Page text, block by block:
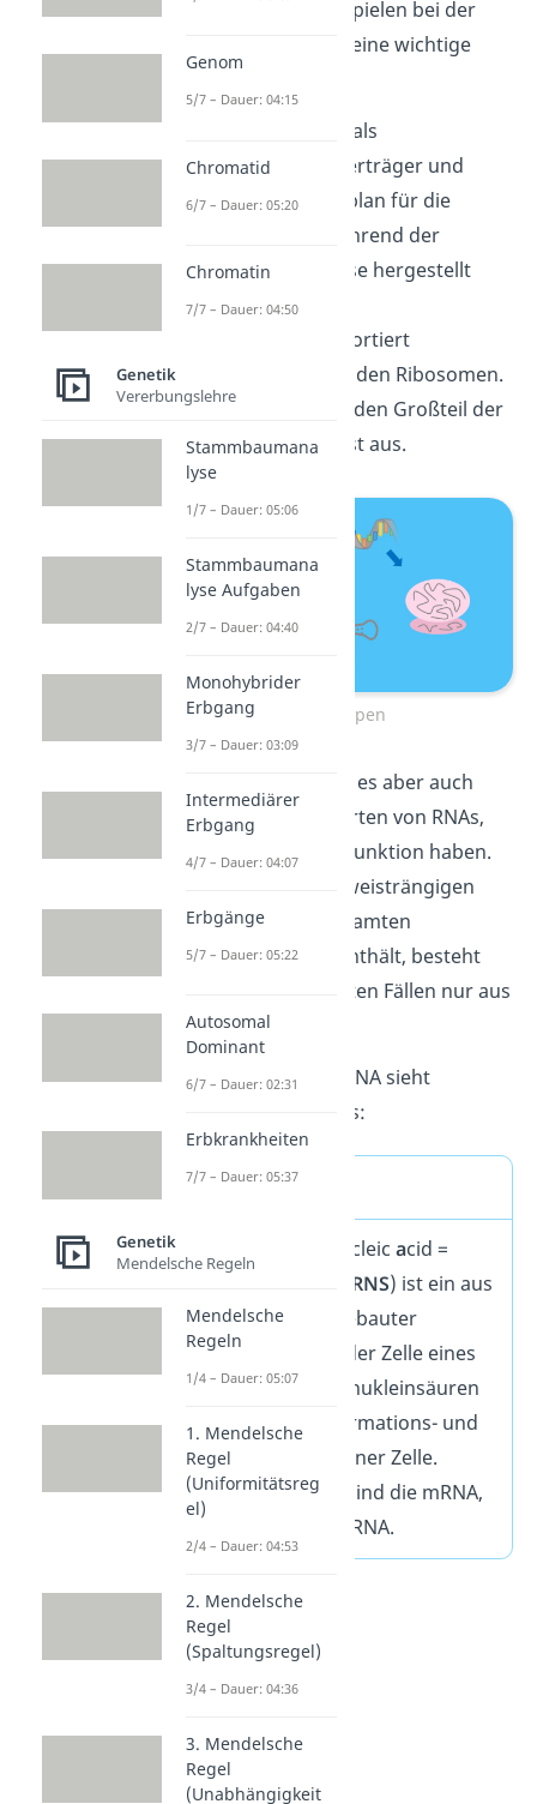
Die meisten davon spielen bei der
Proteinbiosynthese eine wichtige
dient als
Informationsüberträger und
enthält den Bauplan für die
Proteine, die während der
Proteinbiosythese hergestellt
werden.
transportiert
Aminosäuren zu den Ribosomen.
Die
macht den Großteil der
Ribosomen selbst aus.
RNA-Typen
Darüber hinaus gibt es aber auch
noch viele weitere Arten von RNAs,
die alle ihre eigene Funktion haben.
Im Gegensatz zur zweisträngigen
DNA, welche die gesamten
Erbinformationen enthält, besteht
die RNA in den meisten Fällen nur aus
einem Strang.
Eine Definition der RNA sieht
folgendermaßen aus:
RNA Definition
ucleicacid =
RNS) ist ein aus
Nukleotiden aufgebauter
Einzelstrang
in jeder Zelle eines
Lebewesens. Ribonukleinsäuren
sind wichtige Informations- und
Funktionsträger einer Zelle.
Wichtige Formen sind die mRNA,
die tRNA und die rRNA.
Genom
5/7 – Dauer: 04:15
Chromatid
6/7 – Dauer: 05:20
Chromatin
7/7 – Dauer: 04:50
Genetik
Vererbungslehre
Stammbaumana
lyse
1/7 – Dauer: 05:06
Stammbaumana
lyse Aufgaben
2/7 – Dauer: 04:40
Monohybrider
Erbgang
3/7 – Dauer: 03:09
Intermediärer
Erbgang
4/7 – Dauer: 04:07
Erbgänge
5/7 – Dauer: 05:22
Autosomal
Dominant
6/7 – Dauer: 02:31
Erbkrankheiten
7/7 – Dauer: 05:37
Genetik
Mendelsche Regeln
Mendelsche
Regeln
1/4 – Dauer: 05:07
1. Mendelsche
Regel
(Uniformitätsreg
el)
2/4 – Dauer: 04:53
2. Mendelsche
Regel
(Spaltungsregel)
3/4 – Dauer: 04:36
3. Mendelsche
Regel
(Unabhängigkeit